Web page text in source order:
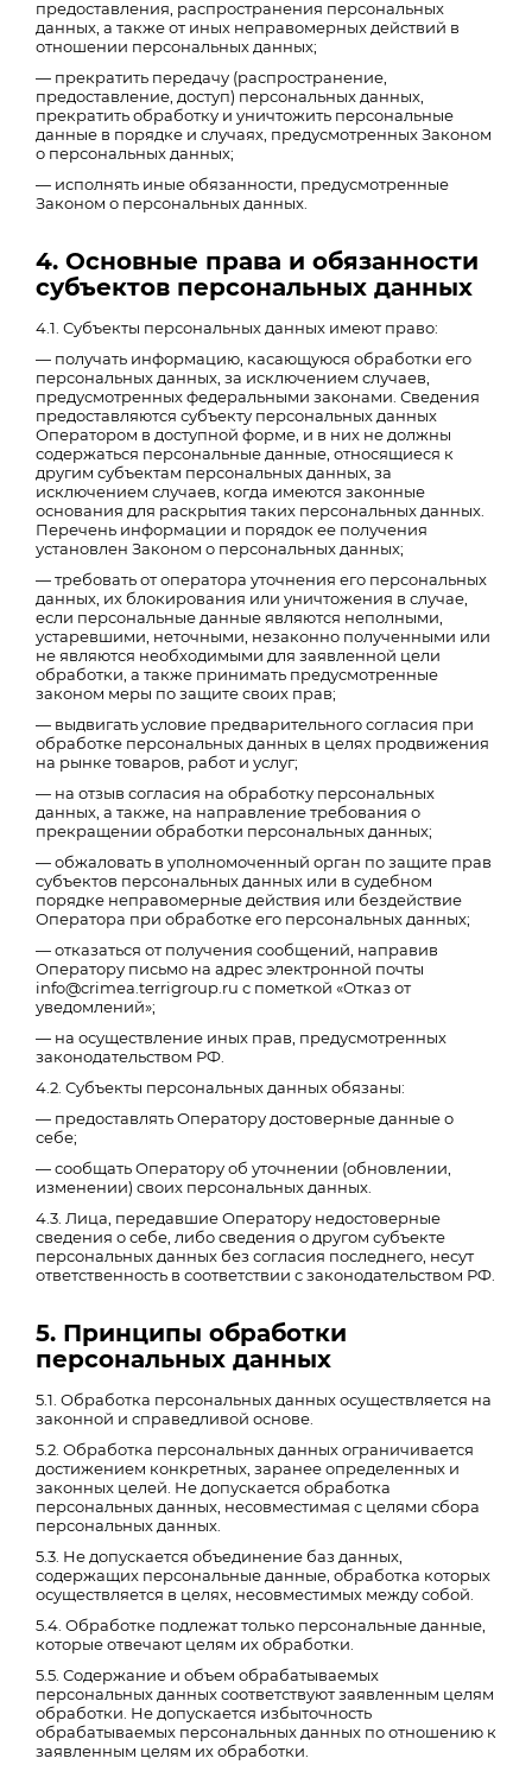
предоставления, распространения персональных
данных, а также от иных неправомерных действий в
отношении персональных данных;
— прекратить передачу (распространение,
предоставление, доступ) персональных данных,
прекратить обработку и уничтожить персональные
данные в порядке и случаях, предусмотренных Законом
о персональных данных;
— исполнять иные обязанности, предусмотренные
Законом о персональных данных.
4. Основные права и обязанности
субъектов персональных данных
4.1. Субъекты персональных данных имеют право:
— получать информацию, касающуюся обработки его
персональных данных, за исключением случаев,
предусмотренных федеральными законами. Сведения
предоставляются субъекту персональных данных
Оператором в доступной форме, и в них не должны
содержаться персональные данные, относящиеся к
другим субъектам персональных данных, за
исключением случаев, когда имеются законные
основания для раскрытия таких персональных данных.
Перечень информации и порядок ее получения
установлен Законом о персональных данных;
— требовать от оператора уточнения его персональных
данных, их блокирования или уничтожения в случае,
если персональные данные являются неполными,
устаревшими, неточными, незаконно полученными или
не являются необходимыми для заявленной цели
обработки, а также принимать предусмотренные
законом меры по защите своих прав;
— выдвигать условие предварительного согласия при
обработке персональных данных в целях продвижения
на рынке товаров, работ и услуг;
— на отзыв согласия на обработку персональных
данных, а также, на направление требования о
прекращении обработки персональных данных;
— обжаловать в уполномоченный орган по защите прав
субъектов персональных данных или в судебном
порядке неправомерные действия или бездействие
Оператора при обработке его персональных данных;
— отказаться от получения сообщений, направив
Оператору письмо на адрес электронной почты
info@crimea.terrigroup.ru с пометкой «Отказ от
уведомлений»;
— на осуществление иных прав, предусмотренных
законодательством РФ.
4.2. Субъекты персональных данных обязаны:
— предоставлять Оператору достоверные данные о
себе;
— сообщать Оператору об уточнении (обновлении,
изменении) своих персональных данных.
4.3. Лица, передавшие Оператору недостоверные
сведения о себе, либо сведения о другом субъекте
персональных данных без согласия последнего, несут
ответственность в соответствии с законодательством РФ.
5. Принципы обработки
персональных данных
5.1. Обработка персональных данных осуществляется на
законной и справедливой основе.
5.2. Обработка персональных данных ограничивается
достижением конкретных, заранее определенных и
законных целей. Не допускается обработка
персональных данных, несовместимая с целями сбора
персональных данных.
5.3. Не допускается объединение баз данных,
содержащих персональные данные, обработка которых
осуществляется в целях, несовместимых между собой.
5.4. Обработке подлежат только персональные данные,
которые отвечают целям их обработки.
5.5. Содержание и объем обрабатываемых
персональных данных соответствуют заявленным целям
обработки. Не допускается избыточность
обрабатываемых персональных данных по отношению к
заявленным целям их обработки.